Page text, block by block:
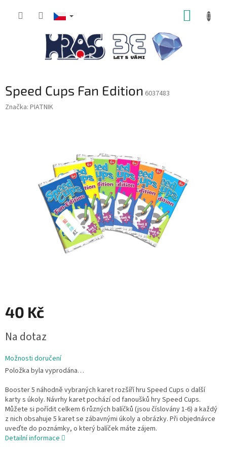
Speed Cups Fan Edition 6037483
Značka: PIATNIK
40 Kč
cena:
Na dotaz
Možnosti doručení
Položka byla vyprodána…
Booster 5 náhodně vybraných karet rozšíří hru Speed Cups o další
karty s úkoly. Návrhy karet pochází od fanoušků hry Speed Cups.
Můžete si pořídit celkem 6 různých balíčků (jsou číslovány 1-6) a každý
z nich obsahuje 5 karet se zábavnými úkoly a obrázky. Při objednávce
uveďte do poznámky, o který balíček máte zájem.
Detailní informace